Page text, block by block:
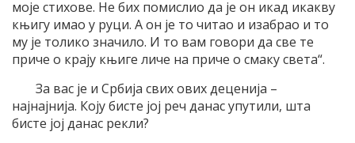
моје стихове. Не бих помислио да је он икад икакву
књигу имао у руци. А он је то читао и изабрао и то
му је толико значило. И то вам говори да све те
приче о крају књиге личе на приче о смаку света“.
За вас је и Србија свих ових деценија –
најнајнија. Коју бисте јој реч данас упутили, шта
бисте јој данас рекли?